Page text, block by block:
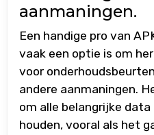
aanmaningen.
Een handige pro van
vaak een optie is om
voor
andere aanmaningen.
om alle belangrijke
houden, vooral als het